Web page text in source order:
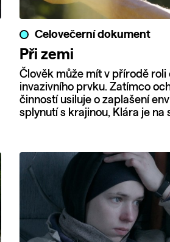
Celovečerní dokument
Při zemi
Člověk může mít v přírodě roli
invazivního prvku. Zatímco
činností usiluje o zaplašení
splynutí s krajinou, Klára je